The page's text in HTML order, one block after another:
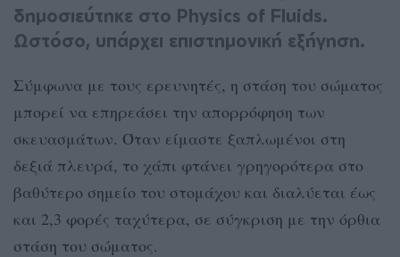
δημοσιεύτηκε στο Physics of Fluids.
Ωστόσο, υπάρχει επιστημονική εξήγηση.
Σύμφωνα με τους ερευνητές, η στάση του σώματος
μπορεί να επηρεάσει την απορρόφηση των
σκευασμάτων. Όταν είμαστε ξαπλωμένοι στη
δεξιά πλευρά, το χάπι φτάνει γρηγορότερα στο
βαθύτερο σημείο του στομάχου και διαλύεται έως
και 2,3 φορές ταχύτερα, σε σύγκριση με την όρθια
στάση του σώματος.